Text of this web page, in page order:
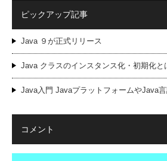
ピックアップ記事
Java ９が正式リリース
Java クラスのインスタンス化・初期化と
Java入門 JavaプラットフォームやJava
コメント